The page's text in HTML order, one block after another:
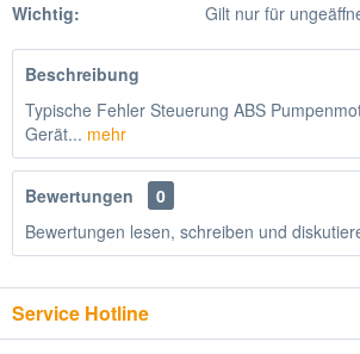
Wichtig:
Gilt nur für
Beschreibung
Typische Fehler Steuerung ABS
Gerät... mehr
Bewertungen
0
Bewertungen lesen, schreiben und
Service Hotline